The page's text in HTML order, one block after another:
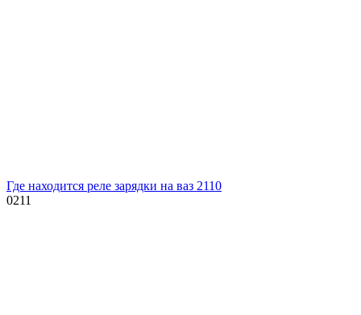
Где находится реле зарядки на ваз 2110
0211